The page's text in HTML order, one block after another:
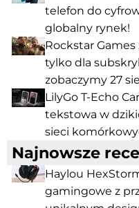
telefon do
globalny rynek!
Rockstar Games
tylko dla
zobaczymy 27
LilyGo T-Echo
tekstowa w
sieci
Najnowsze
Haylou
gamingowe z